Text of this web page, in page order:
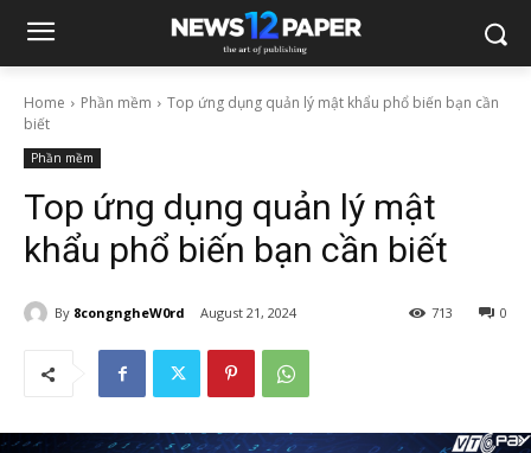
Home Phần mềm
Top ứng dụng quản lý mật khẩu phổ biến bạn cần
biết
Phần mềm
Top ứng dụng quản lý mật
khẩu phổ biến bạn cần biết
By 8congngheW0rd August 21, 2024 0
713